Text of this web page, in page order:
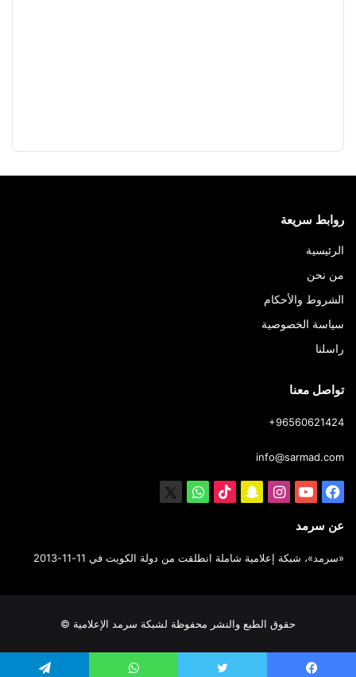
روابط سريعة
الرئيسية
من نحن
الشروط والأحكام
سياسة الخصوصية
راسلنا
تواصل معنا
+96560621424
info@sarmad.com
فيسبوكيوتيوبانستقرام
سناب ‫TikTokواتساب
عن سرمد
«سرمد»، شبكة إعلامية شاملة انطلقت من دولة الكويت في 11-11-2013
حقوق الطبع والنشر محفوظة لشبكة سرمد الإعلامية ©